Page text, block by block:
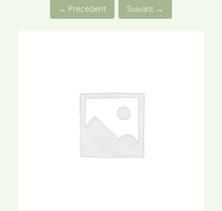
← Précédent Suivant →